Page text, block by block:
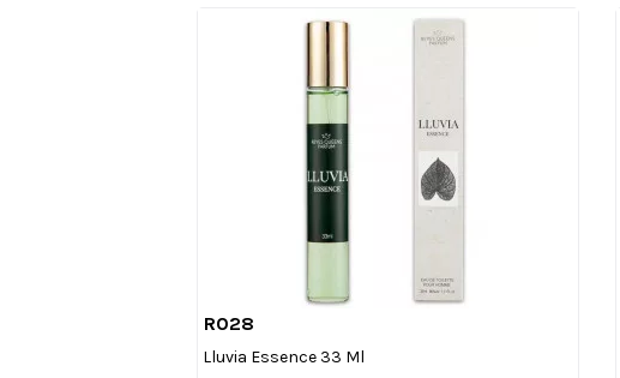
R028
Lluvia Essence 33 Ml